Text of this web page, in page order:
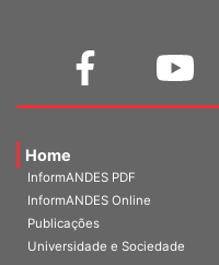
Home
InformANDES PDF
InformANDES Online
Publicações
Universidade e Sociedade